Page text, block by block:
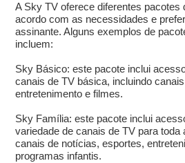
A Sky TV oferece diferentes pacotes
acordo com as necessidades e
assinante. Alguns exemplos de
incluem:
Sky Básico: este pacote inclui
canais de TV básica, incluindo
entretenimento e filmes.
Sky Família: este pacote inclui
variedade de canais de TV para toda
canais de notícias, esportes,
programas infantis.